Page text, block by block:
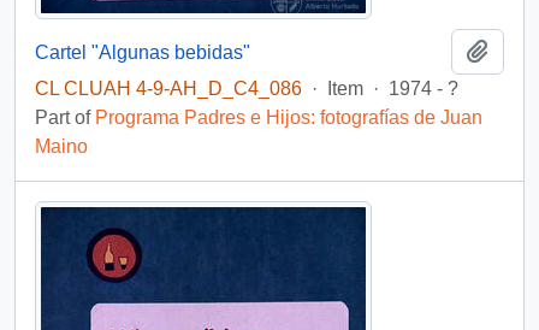
Cartel "Algunas bebidas"
CL CLUAH 4-9-AH_D_C4_086 · Item · 1974 - ?
Part of Programa Padres e Hijos: fotografías de Juan
Maino